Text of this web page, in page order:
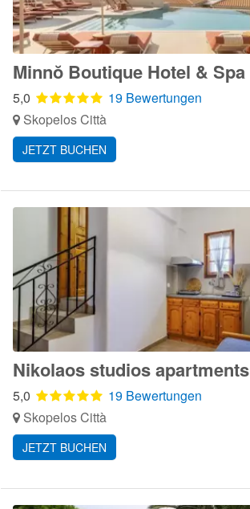
Minnŏ Boutique Hotel & Spa
5,0
19 Bewertungen
Skopelos Città
JETZT BUCHEN
Nikolaos studios apartments
5,0
19 Bewertungen
Skopelos Città
JETZT BUCHEN